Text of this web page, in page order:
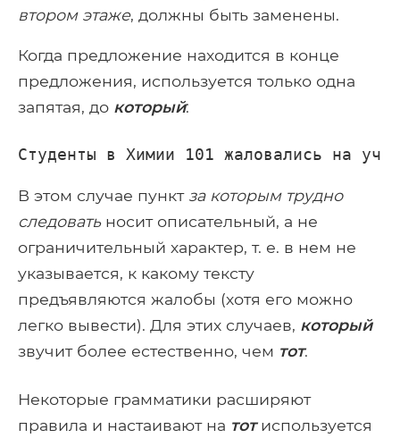
втором этаже, должны быть заменены.
Когда предложение находится в конце
предложения, используется только одна
запятая, до который:
Студенты в Химии 101 жаловались на
В этом случае пункт за которым трудно
следоватьносит описательный, а не
ограничительный характер, т. е. в нем не
указывается, к какому тексту
предъявляются жалобы (хотя его можно
легко вывести). Для этих случаев, который
звучит более естественно, чем тот.
Некоторые грамматики расширяют
правила и настаивают на тотиспользуется